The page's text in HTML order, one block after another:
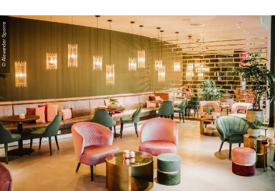
© Alexander Sporre